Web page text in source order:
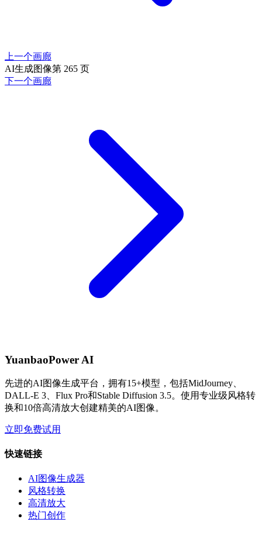
上一个画廊
AI生成图像第 265 页
下一个画廊
YuanbaoPower AI
先进的AI图像生成平台，拥有15+模型，包括MidJourney、
DALL-E 3、Flux Pro和Stable Diffusion 3.5。使用专业级风格转
换和10倍高清放大创建精美的AI图像。
立即免费试用
快速链接
AI图像生成器
风格转换
高清放大
热门创作